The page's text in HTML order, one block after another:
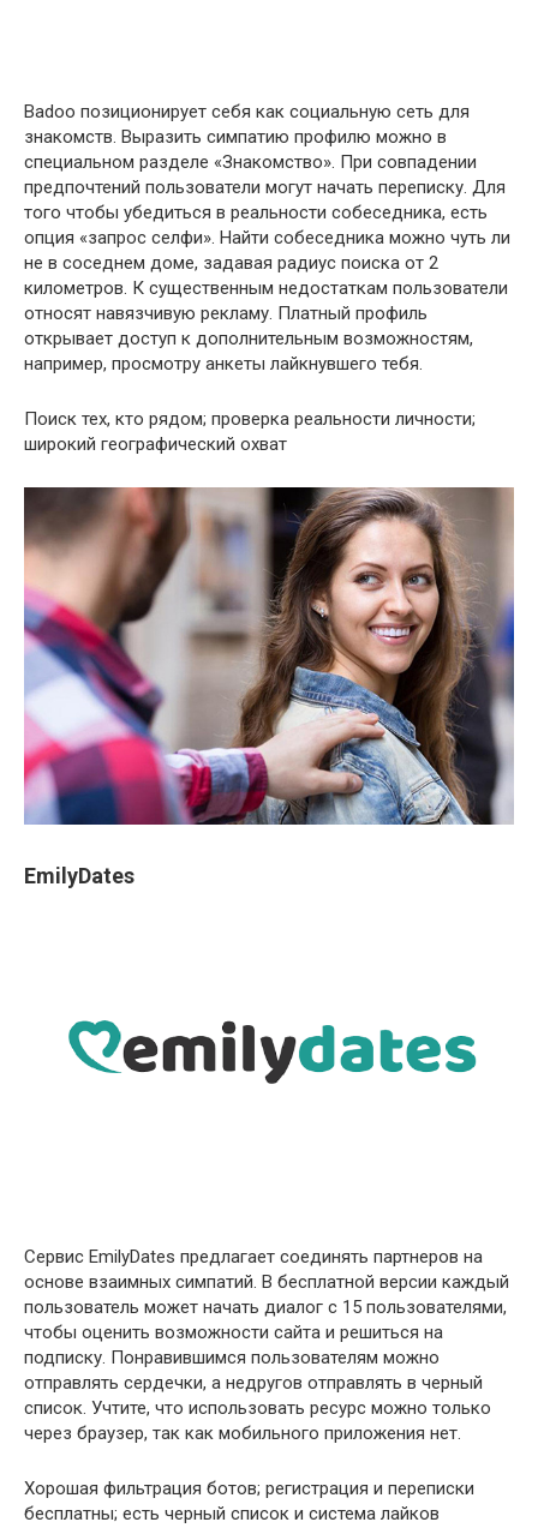
Badoo позиционирует себя как социальную сеть для
знакомств. Выразить симпатию профилю можно в
специальном разделе «Знакомство». При совпадении
предпочтений пользователи могут начать переписку. Для
того чтобы убедиться в реальности собеседника, есть
опция «запрос селфи». Найти собеседника можно чуть ли
не в соседнем доме, задавая радиус поиска от 2
километров. К существенным недостаткам пользователи
относят навязчивую рекламу. Платный профиль
открывает доступ к дополнительным возможностям,
например, просмотру анкеты лайкнувшего тебя.
Поиск тех, кто рядом; проверка реальности личности;
широкий географический охват
EmilyDates
Сервис EmilyDates предлагает соединять партнеров на
основе взаимных симпатий. В бесплатной версии каждый
пользователь может начать диалог с 15 пользователями,
чтобы оценить возможности сайта и решиться на
подписку. Понравившимся пользователям можно
отправлять сердечки, а недругов отправлять в черный
список. Учтите, что использовать ресурс можно только
через браузер, так как мобильного приложения нет.
Хорошая фильтрация ботов; регистрация и переписки
бесплатны; есть черный список и система лайков